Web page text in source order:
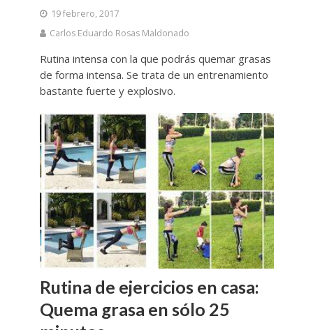
19 febrero, 2017
Carlos Eduardo Rosas Maldonado
Rutina intensa con la que podrás quemar grasas
de forma intensa. Se trata de un entrenamiento
bastante fuerte y explosivo.
Rutina de ejercicios en casa:
Quema grasa en sólo 25